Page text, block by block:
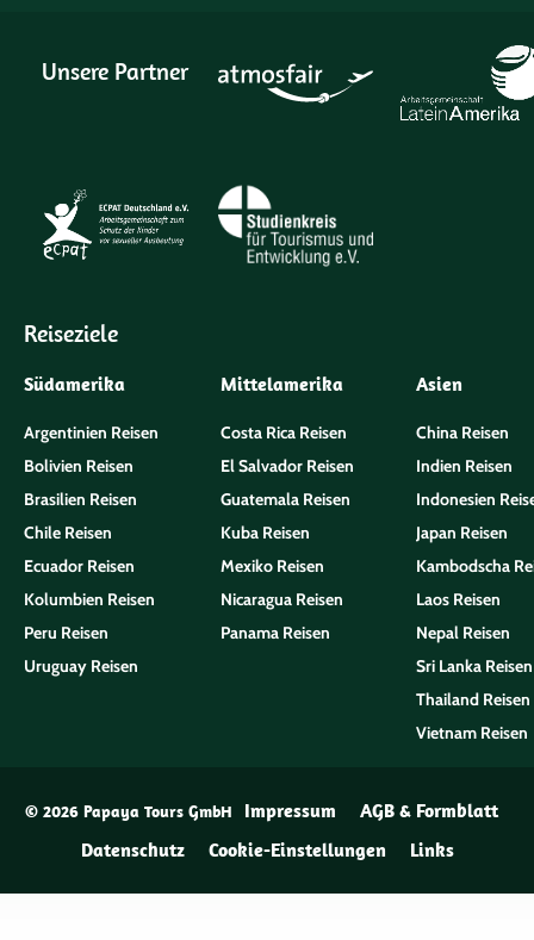
Unsere Partner
Reiseziele
Südamerika
Argentinien Reisen
Bolivien Reisen
Brasilien Reisen
Chile Reisen
Ecuador Reisen
Kolumbien Reisen
Peru Reisen
Uruguay Reisen
Mittelamerika
Costa Rica Reisen
El Salvador Reisen
Guatemala Reisen
Kuba Reisen
Mexiko Reisen
Nicaragua Reisen
Panama Reisen
Asien
China Reisen
Indien Reisen
Indonesien
Japan Reisen
Kambodscha
Laos Reisen
Nepal Reisen
Sri Lanka Reisen
Thailand Reisen
Vietnam Reisen
© 2026 Papaya Tours GmbH Impressum
AGB & Formblatt
Datenschutz
Cookie-Einstellungen Links